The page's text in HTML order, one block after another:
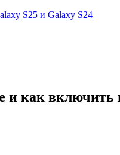
S25 и Galaxy S24
и как включить